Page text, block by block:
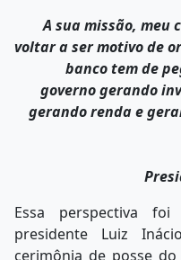
A sua missão, meu
voltar a ser motivo de
banco tem de
governo gerando
gerando renda e
Essa perspectiva
presidente Luiz
cerimônia de posse do